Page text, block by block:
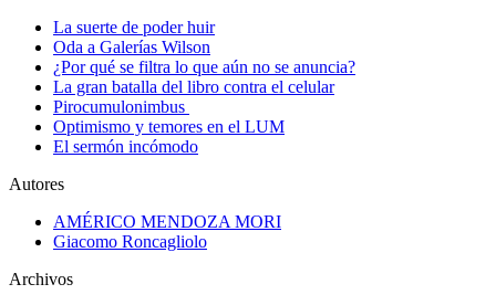
La suerte de poder huir
Oda a Galerías Wilson
¿Por qué se filtra lo que aún no se anuncia?
La gran batalla del libro contra el celular
Pirocumulonimbus
Optimismo y temores en el LUM
El sermón incómodo
Autores
AMÉRICO MENDOZA MORI
Giacomo Roncagliolo
Archivos